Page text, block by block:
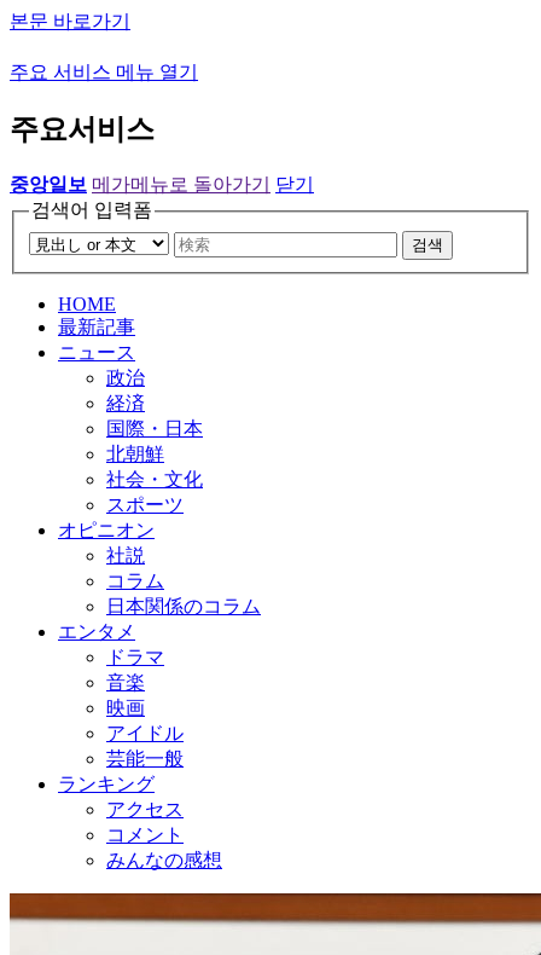
본문 바로가기
주요 서비스 메뉴 열기
주요서비스
중앙일보 메가메뉴로 돌아가기
닫기
검색어 입력폼
검색
HOME
最新記事
ニュース
政治
経済
国際・日本
北朝鮮
社会・文化
スポーツ
オピニオン
社説
コラム
日本関係のコラム
エンタメ
ドラマ
音楽
映画
アイドル
芸能一般
ランキング
アクセス
コメント
みんなの感想